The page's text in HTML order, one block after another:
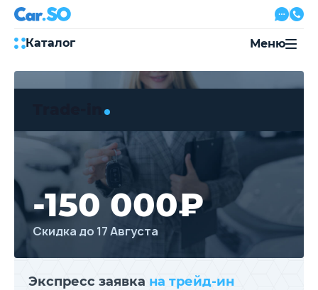
Каталог
Сервис
Автожурнал
Контакты
8 800 500-03-23
с 08:00 по 20:00, без выходных
Меню
-150 000₽
Скидка до 17 Августа
Экспресс заявка на трейд-ин